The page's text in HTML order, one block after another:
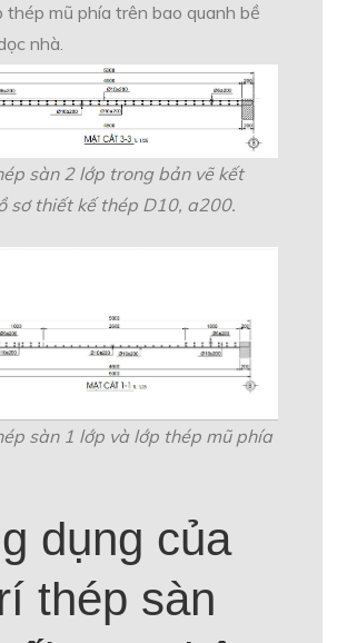
thép mũ phía trên bao quanh bề
nhà.
sàn 2 lớp trong bản vẽ kết
sơ thiết kế thép D10, a200.
sàn 1 lớp và lớp thép mũ phía
dụng của
thép sàn